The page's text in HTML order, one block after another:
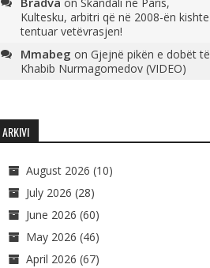
on Skandali në Paris,
Kultesku, arbitri që në 2008-ën kishte
tentuar vetëvrasjen!
Mmabeg on Gjejnë pikën e dobët të
Khabib Nurmagomedov (VIDEO)
ARKIVI
August 2026 (10)
July 2026 (28)
June 2026 (60)
May 2026 (46)
April 2026 (67)